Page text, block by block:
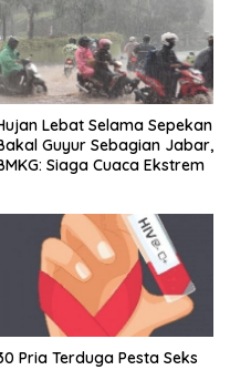
Lebat Selama Sepekan
Guyur Sebagian Jabar,
Siaga Cuaca Ekstrem
Pria Terduga Pesta Seks